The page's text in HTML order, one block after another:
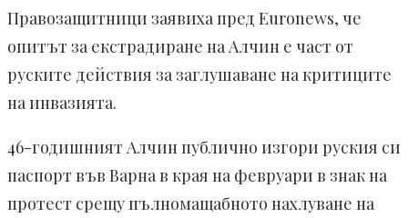
Правозащитници заявиха пред Euronews, че
опитът за екстрадиране на Алчин е част от
руските действия за заглушаване на критиците
на инвазията.
46-годишният Алчин публично изгори руския си
паспорт във Варна в края на февруари в знак на
протест срещу пълномащабното нахлуване на